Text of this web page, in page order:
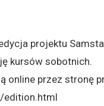
projektu
kursów sobotnich.
online przez stronę
edition.html